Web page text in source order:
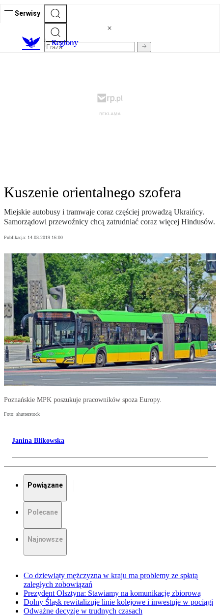
Serwisy
Regiony
Kuszenie orientalnego szofera
Miejskie autobusy i tramwaje coraz częściej prowadzą Ukraińcy.
Samorządowi przewoźnicy chcą zatrudniać coraz więcej Hindusów.
Publikacja: 14.03.2019 16:00
Poznańskie MPK poszukuje pracowników spoza Europy.
Foto: shutterstock
Janina Blikowska
Powiązane
Polecane
Najnowsze
Co dziewiąty mężczyzna w kraju ma problemy ze spłatą
zaległych zobowiązań
Prezydent Olsztyna: Stawiamy na komunikację zbiorową
Dolny Śląsk rewitalizuje linie kolejowe i inwestuje w pociągi
Odważne decyzje w trudnych czasach